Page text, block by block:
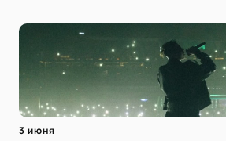
3 июня